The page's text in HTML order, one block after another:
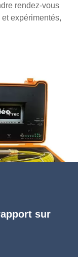
rendez-vous
expérimentés,
sur